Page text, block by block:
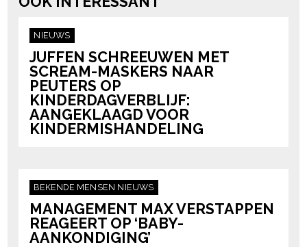
NIEUWS
JUFFEN SCHREEUWEN MET
SCREAM-MASKERS NAAR
PEUTERS OP
KINDERDAGVERBLIJF:
AANGEKLAAGD VOOR
KINDERMISHANDELING
BEKENDE MENSEN NIEUWS
MANAGEMENT MAX VERSTAPPEN
REAGEERT OP ‘BABY-
AANKONDIGING’